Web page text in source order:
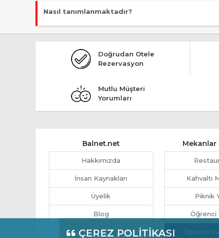
ÇEREZ POLİTİKASI
Nasıl tanımlanmaktadır?
Tesis Butik Otel statüsündedir.
Doğrudan Otele
Rezervasyon
Mutlu Müşteri
Yorumları
Balnet.net
Hakkımızda
İnsan Kaynakları
Üyelik
Blog
Otel Yönetimi
Mekanlar
Kahvaltı
Piknik
Öğrenci